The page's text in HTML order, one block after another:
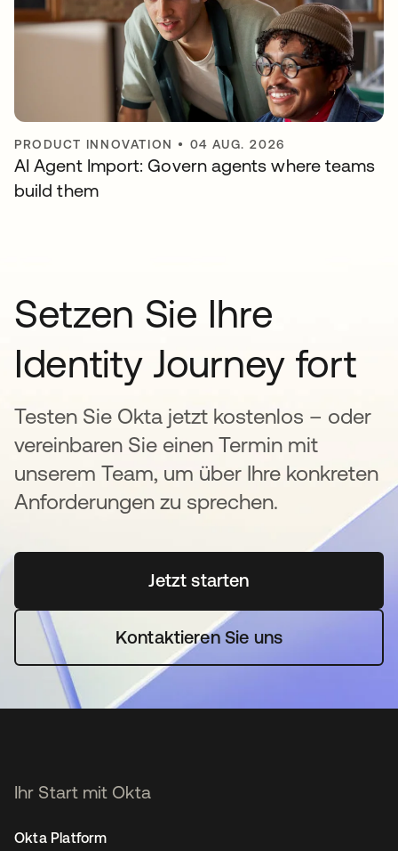
PRODUCT INNOVATION • 04 AUG. 2026
AI Agent Import: Govern agents where teams
build them
Setzen Sie Ihre
Identity Journey fort
Testen Sie Okta jetzt kostenlos – oder
vereinbaren Sie einen Termin mit
unserem Team, um über Ihre konkreten
Anforderungen zu sprechen.
Jetzt startenwird in einer neuen
Kontaktieren Sie uns
Ihr Start mit Okta
Okta Platform